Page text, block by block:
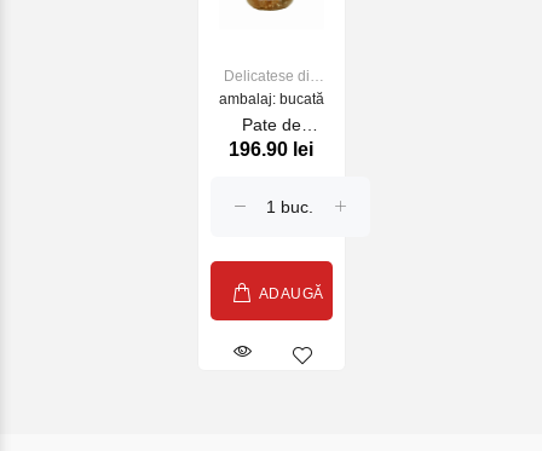
Delicatese din
carne
ambalaj: bucată
Pate de
prepelita 230 gr
196.90 lei
ADAUGĂ